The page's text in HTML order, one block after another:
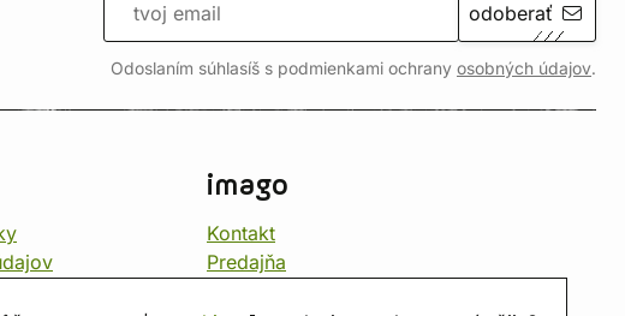
odoberať
Odoslaním súhlasíš s podmienkami ochrany osobných údajov.
imago
Kontakt
Predajňa